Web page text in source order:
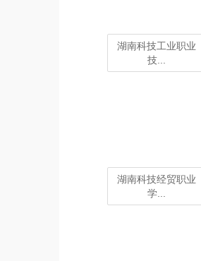
湖南科技工业职业
技...
湖南科技经贸职业
学...